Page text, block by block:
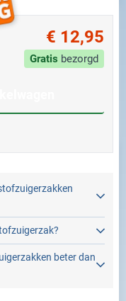
€ 12,95
Gratis bezorgd
beter dan